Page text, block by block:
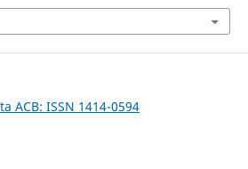
ACB: ISSN 1414-0594